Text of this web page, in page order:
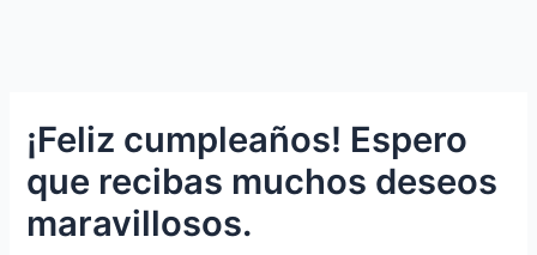
¡Feliz cumpleaños! Espero
que recibas muchos deseos
maravillosos.